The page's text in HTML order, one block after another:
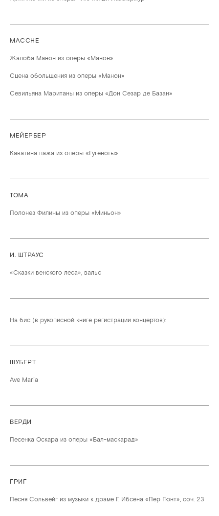
МАССНЕ
Жалоба Манон из оперы «Манон»
Сцена обольщения из оперы «Манон»
Севильяна Маританы из оперы «Дон Сезар де Базан»
МЕЙЕРБЕР
Каватина пажа из оперы «Гугеноты»
ТОМА
Полонез Филины из оперы «Миньон»
И. ШТРАУС
«Сказки венского леса», вальс
На бис (в рукописной книге регистрации концертов):
ШУБЕРТ
Ave Maria
ВЕРДИ
Песенка Оскара из оперы «Бал-маскарад»
ГРИГ
Песня Сольвейг из музыки к драме Г. Ибсена «Пер Гюнт», соч. 23